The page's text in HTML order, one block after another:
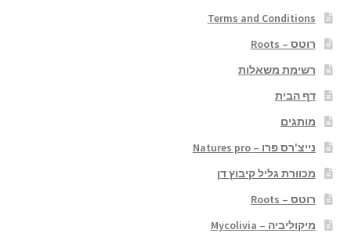
Terms and Conditions
רוטס – Roots
רשימת משאלות
דף הבית
מותגים
נייצ'רס פרו – Natures pro
מכוורת גליל קיבוץ דן
רוטס – Roots
מיקוליביה – Mycolivia